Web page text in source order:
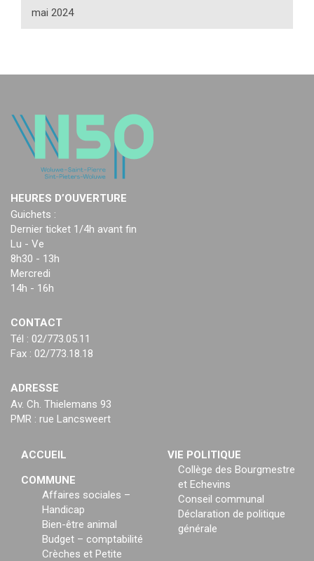
mai 2024
HEURES D’OUVERTURE
Guichets :
Dernier ticket 1/4h avant fin
Lu - Ve
8h30 - 13h
Mercredi
14h - 16h
CONTACT
Tél : 02/773.05.11
Fax : 02/773.18.18
ADRESSE
Av. Ch. Thielemans 93
PMR : rue Lancsweert
ACCUEIL
COMMUNE
Affaires sociales –
Handicap
Bien-être animal
Budget – comptabilité
Crèches et Petite
VIE POLITIQUE
Collège des Bourgmestre
et Echevins
Conseil communal
Déclaration de politique
générale